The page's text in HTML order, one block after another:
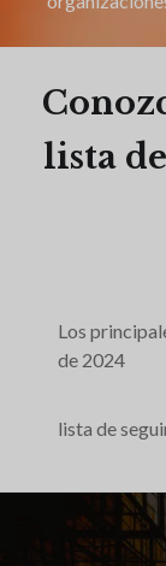
lista
Los
de 2024
lista de